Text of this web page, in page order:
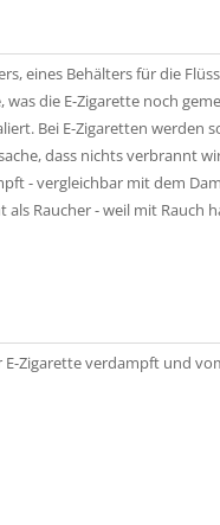
eines Behälters für die
was die E-Zigarette noch
Bei E-Zigaretten werden
dass nichts verbrannt
- vergleichbar mit dem
Raucher - weil mit Rauch
Zigarette verdampft und